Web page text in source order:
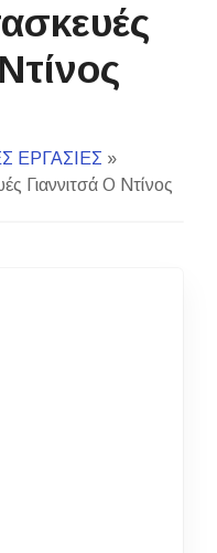
ΕΡΓΑΣΙΕΣ »
Γιαννιτσά Ο Ντίνος